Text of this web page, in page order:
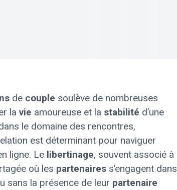
de couple soulève de nombreuses
la vie amoureuse et la stabilité d’une
le domaine des rencontres,
est déterminant pour naviguer
ligne. Le libertinage, souvent associé à
où les partenaires s’engagent dans
sans la présence de leur partenaire